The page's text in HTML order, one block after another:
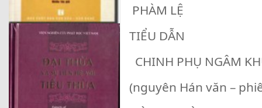
PHÀM LỆ
TIỂU DẪN
CHINH PHỤ NGÂM
(nguyên Hán văn –